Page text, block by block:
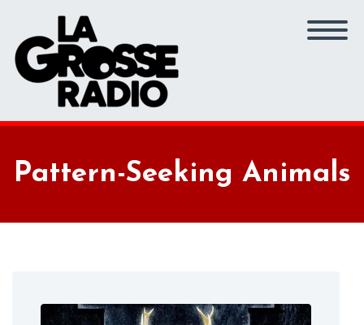
Pattern-Seeking Animals